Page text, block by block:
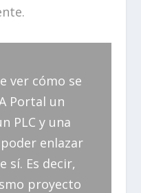
ver cómo se
Portal un
PLC y una
enlazar
sí. Es decir,
proyecto